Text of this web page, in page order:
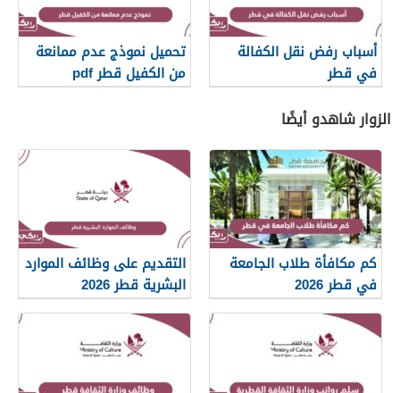
أسباب رفض نقل الكفالة
في قطر
تحميل نموذج عدم ممانعة
من الكفيل قطر pdf
الزوار شاهدو أيضًا
كم مكافأة طلاب الجامعة
في قطر 2026
التقديم على وظائف الموارد
البشرية قطر 2026